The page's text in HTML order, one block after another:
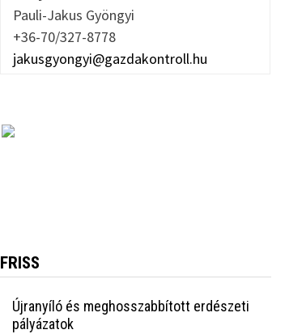
Pauli-Jakus Gyöngyi
+36-70/327-8778
jakusgyongyi@gazdakontroll.hu
FRISS
Újranyíló és meghosszabbított erdészeti
pályázatok